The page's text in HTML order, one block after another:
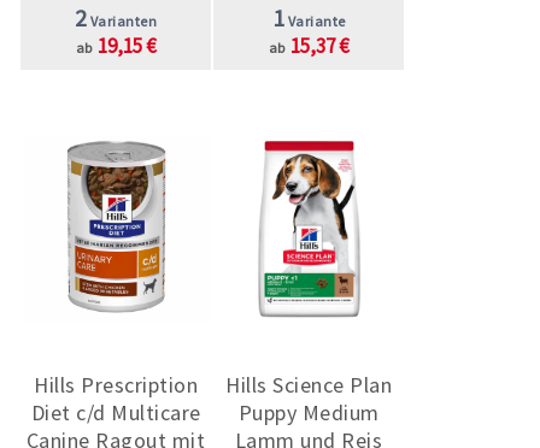
2 Varianten
ab 19,15 €
1 Variante
ab 15,37 €
Hills Prescription
Diet c/d Multicare
Canine Ragout mit
Hills Science Plan
Puppy Medium
Lamm und Reis